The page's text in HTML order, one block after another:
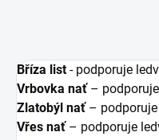
Bříza list- podporuje
Vrbovka nať–
Zlatobýl nať– podporuje
Vřes nať– podporuje